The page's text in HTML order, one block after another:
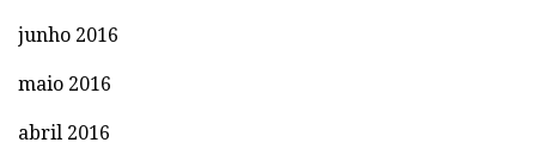
junho 2016
maio 2016
abril 2016